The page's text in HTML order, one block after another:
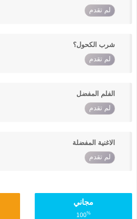
لم تقدم
شرب الكحول؟
لم تقدم
الفلم المفضل
لم تقدم
الاغنية المفضلة
لم تقدم
مجاني
100%